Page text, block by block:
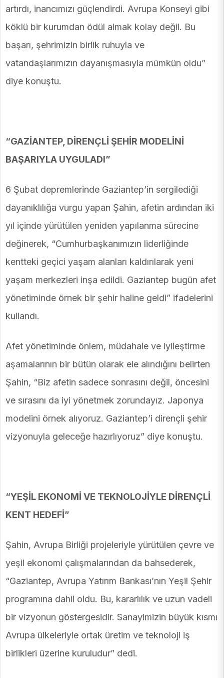
artırdı, inancımızı güçlendirdi. Avrupa Konseyi gibi
köklü bir kurumdan ödül almak kolay değil. Bu
başarı, şehrimizin birlik ruhuyla ve
vatandaşlarımızın dayanışmasıyla mümkün oldu”
diye konuştu.
“GAZİANTEP, DİRENÇLİ ŞEHİR MODELİNİ
BAŞARIYLA UYGULADI”
6 Şubat depremlerinde Gaziantep’in sergilediği
dayanıklılığa vurgu yapan Şahin, afetin ardından iki
yıl içinde yürütülen yeniden yapılanma sürecine
değinerek, “Cumhurbaşkanımızın liderliğinde
kentteki geçici yaşam alanları kaldırılarak yeni
yaşam merkezleri inşa edildi. Gaziantep bugün afet
yönetiminde örnek bir şehir haline geldi” ifadelerini
kullandı.
Afet yönetiminde önlem, müdahale ve iyileştirme
aşamalarının bir bütün olarak ele alındığını belirten
Şahin, “Biz afetin sadece sonrasını değil, öncesini
ve sırasını da iyi yönetmek zorundayız. Japonya
modelini örnek alıyoruz. Gaziantep’i dirençli şehir
vizyonuyla geleceğe hazırlıyoruz” diye konuştu.
“YEŞİL EKONOMİ VE TEKNOLOJİYLE DİRENÇLİ
KENT HEDEFİ”
Şahin, Avrupa Birliği projeleriyle yürütülen çevre ve
yeşil ekonomi çalışmalarından da bahsederek,
“Gaziantep, Avrupa Yatırım Bankası’nın Yeşil Şehir
programına dahil oldu. Bu, kararlılık ve uzun vadeli
bir vizyonun göstergesidir. Sanayimizin büyük kısmı
Avrupa ülkeleriyle ortak üretim ve teknoloji iş
birlikleri üzerine kuruludur” dedi.